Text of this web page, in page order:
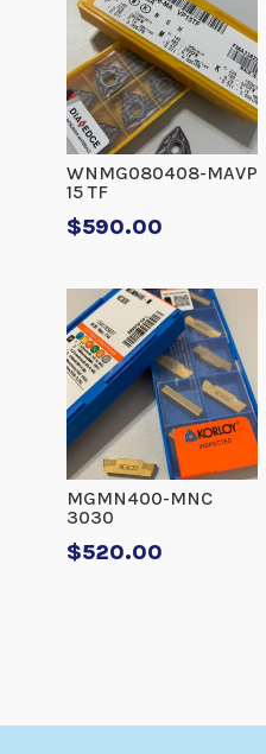
WNMG080408-MAVP
15 TF
$590.00
MGMN400-MNC
3030
$520.00